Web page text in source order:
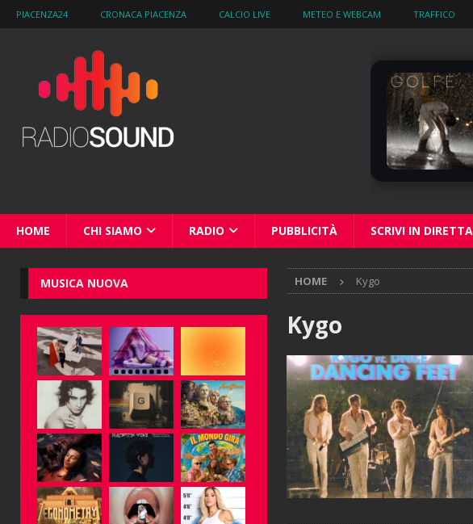
PIACENZA24 CRONACA PIACENZA CALCIO LIVE METEO E WEBCAM TRAFFICO
HOME CHI SIAMO RADIO PUBBLICITÀ SCRIVI IN DIRETTA
HOME Kygo
Kygo
MUSICA NUOVA